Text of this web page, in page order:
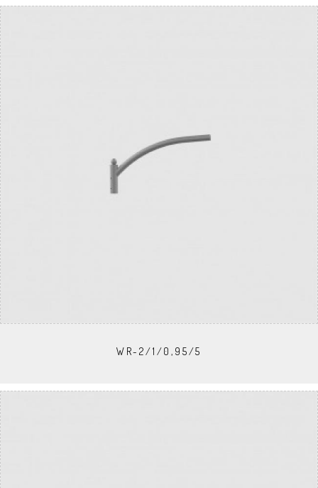
WR-2/1/0,95/5